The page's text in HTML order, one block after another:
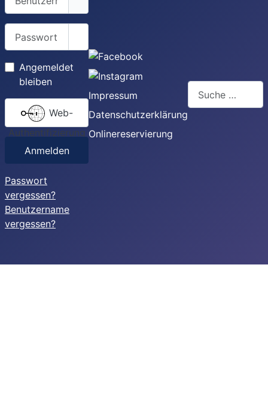
Angemeldet
bleiben
Authentifizierung
Anmelden
Passwort
vergessen?
Benutzername
vergessen?
Impressum
Datenschutzerklärung
Onlinereservierung